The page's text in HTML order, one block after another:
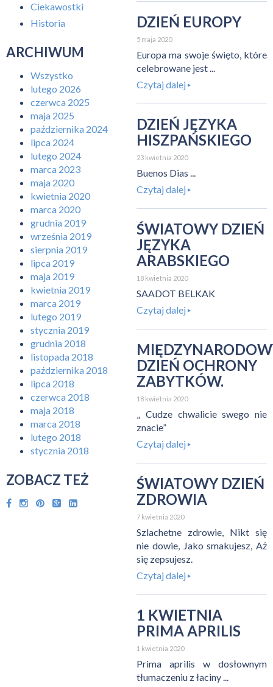
Ciekawostki
Historia
ARCHIWUM
Wszystko
lutego 2026
czerwca 2025
maja 2025
października 2024
lipca 2024
lutego 2024
marca 2023
maja 2020
kwietnia 2020
marca 2020
grudnia 2019
września 2019
sierpnia 2019
lipca 2019
maja 2019
kwietnia 2019
marca 2019
lutego 2019
stycznia 2019
grudnia 2018
listopada 2018
października 2018
lipca 2018
czerwca 2018
maja 2018
marca 2018
lutego 2018
stycznia 2018
ZOBACZ TEŻ
DZIEŃ EUROPY
5 maja 2020
Europa ma swoje święto, które
celebrowane jest ...
Czytaj dalej
DZIEŃ JĘZYKA
HISZPAŃSKIEGO
23 kwietnia 2020
Buenos Dias ...
Czytaj dalej
ŚWIATOWY DZIEŃ
JĘZYKA
ARABSKIEGO
18 kwietnia 2020
SAADOT BELKAK
Czytaj dalej
DZIEŃ OCHRONY
ZABYTKÓW.
18 kwietnia 2020
„ Cudze chwalicie swego nie
znacie”
Czytaj dalej
ŚWIATOWY DZIEŃ
ZDROWIA
7 kwietnia 2020
Szlachetne zdrowie, Nikt się
nie dowie, Jako smakujesz, Aż
się zepsujesz.
Czytaj dalej
1 KWIETNIA
PRIMA APRILIS
1 kwietnia 2020
Prima aprilis w dosłownym
tłumaczeniu z łaciny ...